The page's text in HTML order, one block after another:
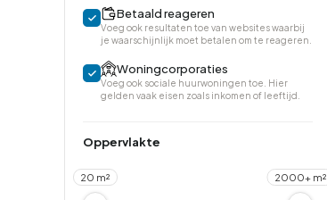
Betaald reageren
Voeg ook resultaten toe van websites waarbij
je waarschijnlijk moet betalen om te reageren.
Woningcorporaties
Voeg ook sociale huurwoningen toe. Hier
gelden vaak eisen zoals inkomen of leeftijd.
Oppervlakte
20 m² 2000+ m²